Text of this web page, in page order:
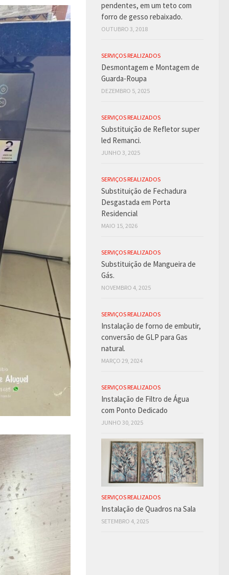
pendentes, em um teto com
forro de gesso rebaixado.
OUTUBRO 3, 2018
SERVIÇOS REALIZADOS
Desmontagem e Montagem de
Guarda-Roupa
DEZEMBRO 5, 2025
SERVIÇOS REALIZADOS
Substituição de Refletor super
led Remanci.
JUNHO 3, 2025
SERVIÇOS REALIZADOS
Substituição de Fechadura
Desgastada em Porta
Residencial
MAIO 15, 2026
SERVIÇOS REALIZADOS
Substituição de Mangueira de
Gás.
NOVEMBRO 4, 2025
SERVIÇOS REALIZADOS
Instalação de forno de embutir,
conversão de GLP para Gas
natural.
MARÇO 29, 2024
SERVIÇOS REALIZADOS
Instalação de Filtro de Água
com Ponto Dedicado
JUNHO 30, 2025
SERVIÇOS REALIZADOS
Instalação de Quadros na Sala
SETEMBRO 4, 2025